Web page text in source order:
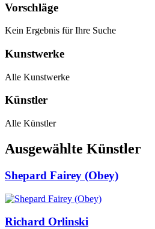
Vorschläge
Kein Ergebnis für Ihre Suche
Kunstwerke
Alle Kunstwerke
Künstler
Alle Künstler
Ausgewählte Künstler
Shepard Fairey (Obey)
Richard Orlinski